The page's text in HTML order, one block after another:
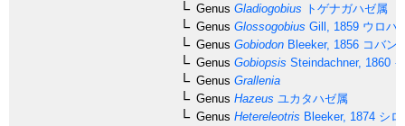
Genus Gladiogobius トゲナガハゼ属
Genus Glossogobius Gill, 1859 ウロハ
Genus Gobiodon Bleeker, 1856 コバン
Genus Gobiopsis Steindachner, 1860
Genus Grallenia
Genus Hazeus ユカタハゼ属
Genus Hetereleotris Bleeker, 1874 シ